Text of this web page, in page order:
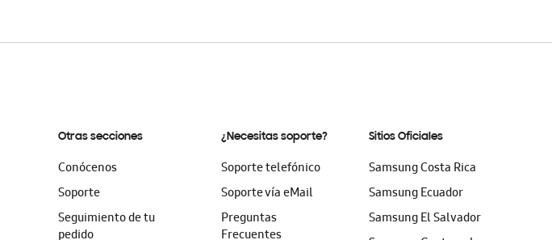
Otras secciones
Conócenos
Soporte
Seguimiento de tu
pedido
¿Necesitas soporte?
Soporte telefónico
Soporte vía eMail
Preguntas
Frecuentes
Sitios Oficiales
Samsung Costa Rica
Samsung Ecuador
Samsung El Salvador